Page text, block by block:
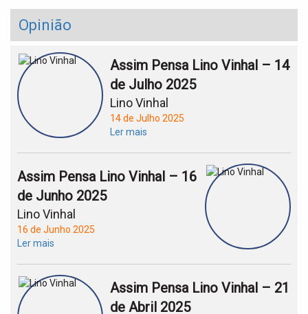
Opinião
Assim Pensa Lino Vinhal – 14
de Julho 2025
Lino Vinhal
14 de Julho 2025
Ler mais
Assim Pensa Lino Vinhal – 16
de Junho 2025
Lino Vinhal
16 de Junho 2025
Ler mais
Assim Pensa Lino Vinhal – 21
de Abril 2025